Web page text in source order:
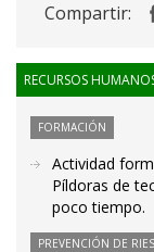
Compartir:
RECURSOS
FORMACIÓN
Actividad
Píldoras de
poco tiempo.
PREVENCIÓN DE